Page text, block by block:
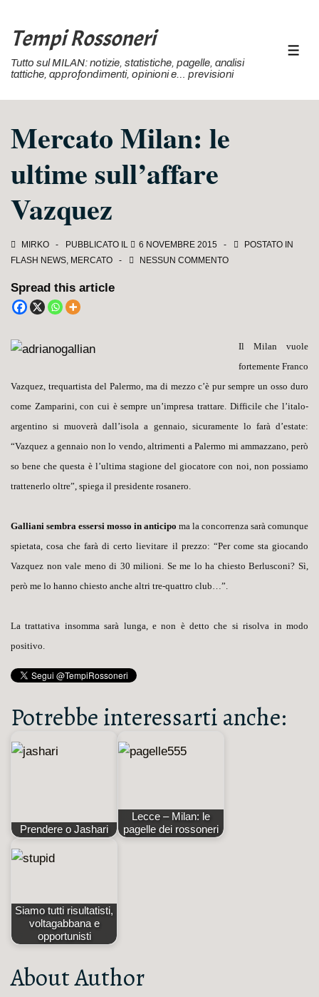
Vai
contenuto
Tempi Rossoneri
Tutto sul MILAN: notizie, statistiche, pagelle, analisi
tattiche, approfondimenti, opinioni e… previsioni
Mercato Milan: le
ultime sull’affare
Vazquez
MIRKO PUBBLICATO IL 6 NOVEMBRE 2015
POSTATO IN
FLASH NEWS, MERCATO NESSUN COMMENTO
Spread this article
Il Milan vuole
fortemente Franco
Vazquez, trequartista del Palermo, ma di mezzo c’è pur sempre un osso duro
come Zamparini, con cui è sempre un’impresa trattare. Difficile che l’italo-
argentino si muoverà dall’isola a gennaio, sicuramente lo farà d’estate:
“Vazquez a gennaio non lo vendo, altrimenti a Palermo mi ammazzano, però
so bene che questa è l’ultima stagione del giocatore con noi, non possiamo
trattenerlo oltre”, spiega il presidente rosanero.
Galliani sembra essersi mosso in anticipo ma la concorrenza sarà comunque
spietata, cosa che farà di certo lievitare il prezzo: “Per come sta giocando
Vazquez non vale meno di 30 milioni. Se me lo ha chiesto Berlusconi? Sì,
però me lo hanno chiesto anche altri tre-quattro club…”.
La trattativa insomma sarà lunga, e non è detto che si risolva in modo
positivo.
Potrebbe interessarti anche:
Prendere o Jashari
Lecce – Milan: le
pagelle dei rossoneri
Siamo tutti risultatisti,
voltagabbana e
opportunisti
About Author